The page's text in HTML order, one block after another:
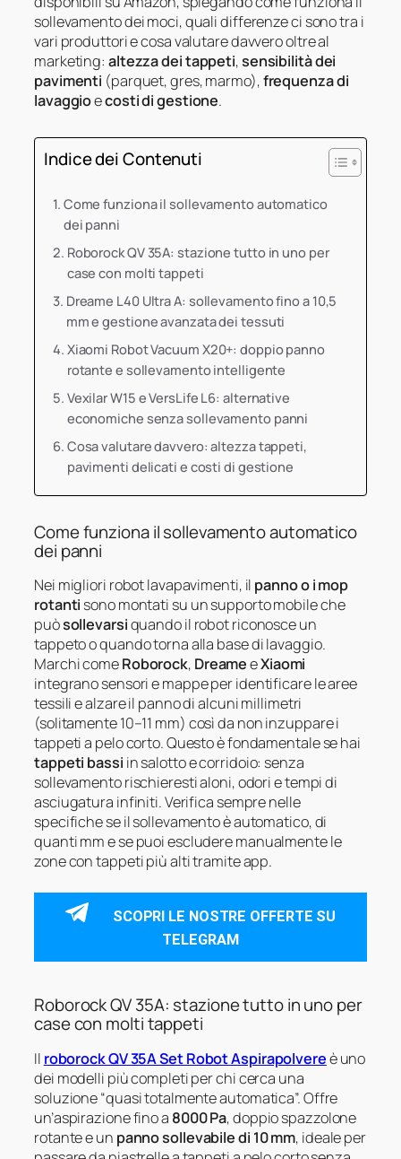
sollevamento dei moci, quali differenze ci sono tra i
vari produttori e cosa valutare davvero oltre al
marketing: altezza dei tappeti,sensibilità dei
pavimenti (parquet, gres, marmo),frequenza di
lavaggioecosti di gestione.
Indice dei Contenuti
Come funziona il sollevamento automatico
dei panni
Roborock QV 35A: stazione tutto in uno per
case con molti tappeti
Dreame L40 Ultra A: sollevamento fino a 10,5
mm e gestione avanzata dei tessuti
Xiaomi Robot Vacuum X20+: doppio panno
rotante e sollevamento intelligente
Vexilar W15 e VersLife L6: alternative
economiche senza sollevamento panni
Cosa valutare davvero: altezza tappeti,
pavimenti delicati e costi di gestione
Come funziona il sollevamento automatico
dei panni
Nei migliori robot lavapavimenti, il panno o i mop
rotanti sono montati su un supporto mobile che
puòsollevarsiquando il robot riconosce un
tappeto o quando torna alla base di lavaggio.
Marchi comeRoborock, DreameeXiaomi
integrano sensori e mappe per identificare le aree
tessili e alzare il panno di alcuni millimetri
(solitamente 10–11 mm) così da non inzuppare i
tappeti a pelo corto. Questo è fondamentale se hai
tappeti bassi in salotto e corridoio: senza
sollevamento rischieresti aloni, odori e tempi di
asciugatura infiniti. Verifica sempre nelle
specifiche se il sollevamento è automatico, di
quanti mm e se puoi escludere manualmente le
zone con tappeti più alti tramite app.
SCOPRI LE NOSTRE OFFERTE SU
TELEGRAM
Roborock QV 35A: stazione tutto in uno per
case con molti tappeti
Il roborock QV 35A Set Robot Aspirapolvereè uno
dei modelli più completi per chi cerca una
soluzione “quasi totalmente automatica”. Offre
un’aspirazione fino a 8000 Pa, doppio spazzolone
rotante e un panno sollevabile di 10 mm, ideale per